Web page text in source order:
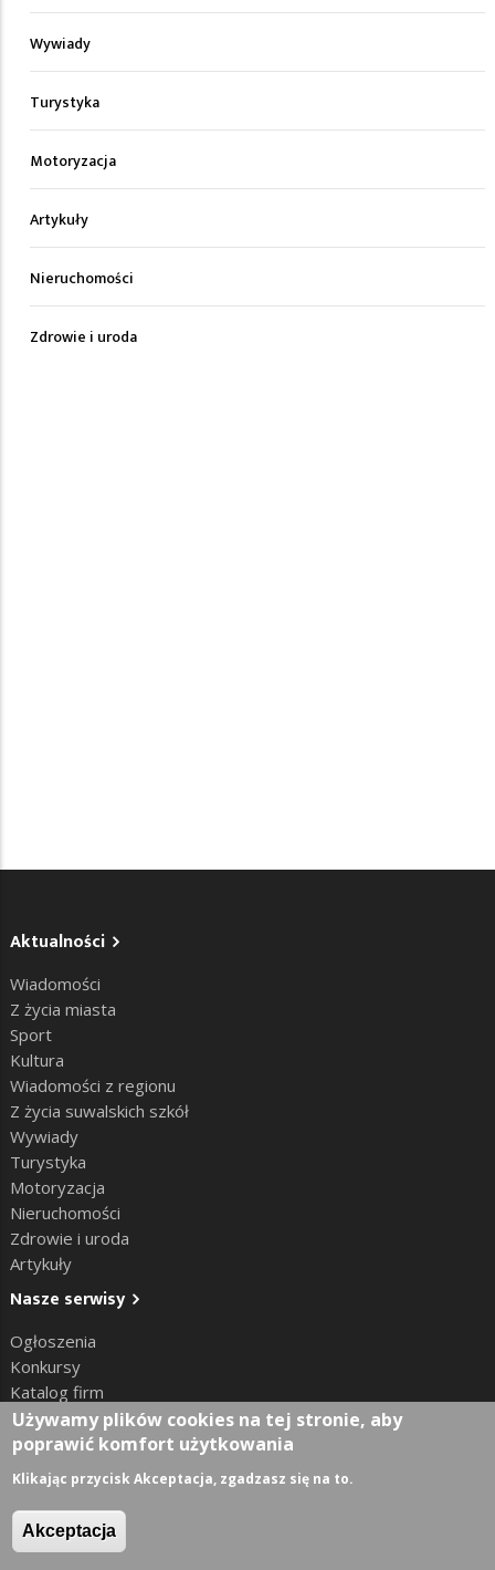
Wywiady
Turystyka
Motoryzacja
Artykuły
Nieruchomości
Zdrowie i uroda
Aktualności
Wiadomości
Z życia miasta
Sport
Kultura
Wiadomości z regionu
Z życia suwalskich szkół
Wywiady
Turystyka
Motoryzacja
Nieruchomości
Zdrowie i uroda
Artykuły
Nasze serwisy
Ogłoszenia
Konkursy
Katalog firm
Informator medyczny
Kontakt
Używamy plików cookies na tej stronie, aby
poprawić komfort użytkowania
Klikając przycisk Akceptacja, zgadzasz się na to.
Akceptacja